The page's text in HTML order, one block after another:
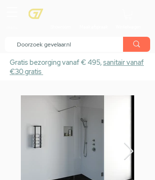
Gratis bezorging vanaf € 495,sanitair vanaf
€30 gratis